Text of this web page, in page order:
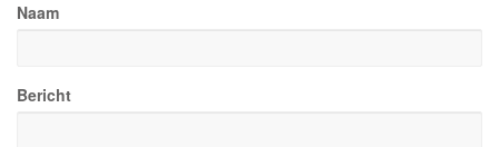
Naam
Bericht